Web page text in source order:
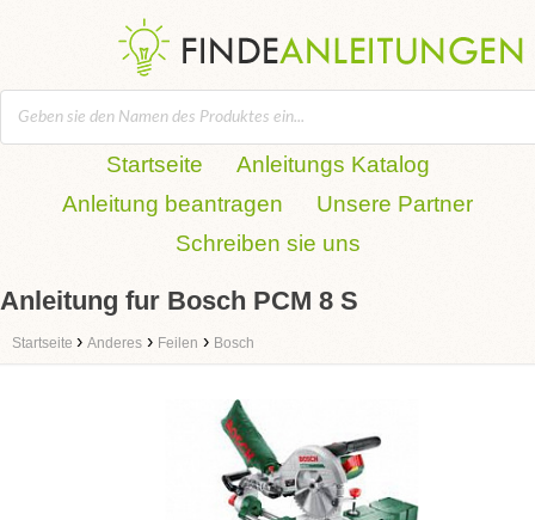
Startseite
Anleitungs Katalog
Anleitung beantragen
Unsere Partner
Schreiben sie uns
Anleitung fur Bosch PCM 8 S
Startseite › Anderes › Feilen › Bosch